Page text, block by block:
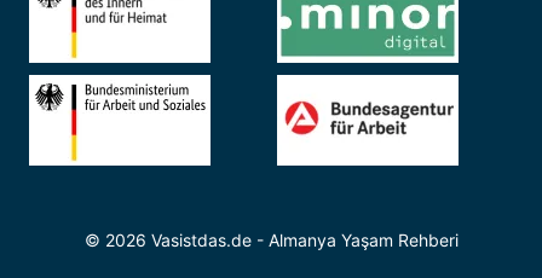
© 2026 Vasistdas.de - Almanya Yaşam Rehberi